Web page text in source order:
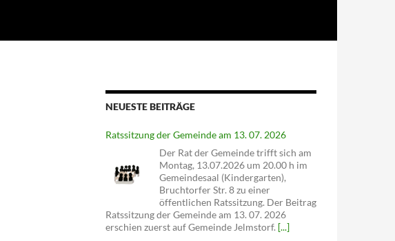
NEUESTE BEITRÄGE
Ratssitzung der Gemeinde am 13. 07. 2026
Der Rat der Gemeinde trifft sich am
Montag, 13.07.2026 um 20.00 h im
Gemeindesaal (Kindergarten),
Bruchtorfer Str. 8 zu einer
öffentlichen Ratssitzung. Der Beitrag
Ratssitzung der Gemeinde am 13. 07. 2026
erschien zuerst auf Gemeinde Jelmstorf. [...]